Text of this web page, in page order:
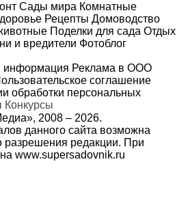
Сады мира Комнатные
Рецепты Домоводство
Поделки для сада Отдых
и вредители Фотоблог
информация Реклама в ООО
соглашение
обработки персональных
Конкурсы
2008 – 2026.
данного сайта возможна
разрешения редакции. При
www.supersadovnik.ru